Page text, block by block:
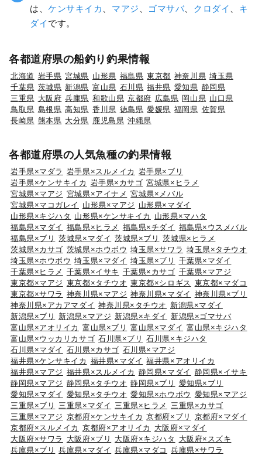
は、ケンサキイカ マアジ ゴマサバ、 クロダイ
キ
ダイです。
各都道府県の船釣り釣果情報
北海道 岩手県 宮城県 山形県 福島県 東京都 神奈川県 埼玉県
千葉県 茨城県 新潟県 富山県 石川県 福井県 愛知県 静岡県
三重県 大阪府 兵庫県 和歌山県 京都府 広島県 岡山県 山口県
鳥取県 島根県 高知県 香川県 徳島県 愛媛県 福岡県 佐賀県
長崎県 熊本県 大分県 鹿児島県 沖縄県
各都道府県の人気魚種の釣果情報
岩手県×マダラ 岩手県×スルメイカ 岩手県×ブリ
岩手県×ケンサキイカ 岩手県×カサゴ 宮城県×ヒラメ
宮城県×マアジ 宮城県×アイナメ 宮城県×メバル
宮城県×マコガレイ
山形県×マアジ 山形県×マダイ
山形県×キジハタ 山形県×ケンサキイカ
山形県×マハタ
福島県×マダイ 福島県×ヒラメ 福島県×チダイ 福島県×ウスメバル
福島県×ブリ
茨城県×マダイ 茨城県×ブリ
茨城県×ヒラメ
茨城県×カサゴ 茨城県×ホウボウ 埼玉県×サワラ 埼玉県×タチウオ
埼玉県×ホウボウ 埼玉県×マダイ 埼玉県×ブリ
千葉県×マダイ
千葉県×ヒラメ 千葉県×イサキ 千葉県×カサゴ 千葉県×マアジ
東京都×マアジ 東京都×タチウオ 東京都×シロギス 東京都×マダコ
東京都×サワラ 神奈川県×マアジ 神奈川県×マダイ 神奈川県×ブリ
神奈川県×アカアマダイ 神奈川県×タチウオ 新潟県×マダイ
新潟県×ブリ
新潟県×マアジ 新潟県×キダイ
新潟県×ゴマサバ
富山県×アオリイカ 富山県×ブリ 富山県×マダイ 富山県×キジハタ
富山県×ウッカリカサゴ 石川県×ブリ
石川県×キジハタ
石川県×マダイ 石川県×カサゴ 石川県×マアジ
福井県×ケンサキイカ 福井県×マダイ 福井県×アオリイカ
福井県×マアジ 福井県×スルメイカ 静岡県×マダイ 静岡県×イサキ
静岡県×マアジ 静岡県×タチウオ 静岡県×ブリ
愛知県×ブリ
愛知県×マダイ 愛知県×タチウオ 愛知県×ホウボウ 愛知県×マアジ
三重県×ブリ
三重県×マダイ 三重県×ヒラメ
三重県×カサゴ
三重県×マアジ 京都府×ケンサキイカ 京都府×ブリ
京都府×マダイ
京都府×スルメイカ 京都府×アオリイカ
大阪府×マダイ
大阪府×サワラ
大阪府×ブリ 大阪府×キジハタ
大阪府×スズキ
兵庫県×ブリ
兵庫県×マダイ 兵庫県×マダコ
兵庫県×サワラ